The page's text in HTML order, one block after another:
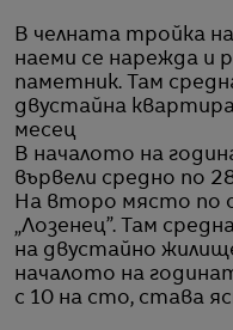
В челната тройка
наеми се нарежда и
паметник. Там
двустайна
месец
В началото на
вървели средно по
На второ място по
„Лозенец”. Там
на двустайно
началото на
с 10 на сто, става